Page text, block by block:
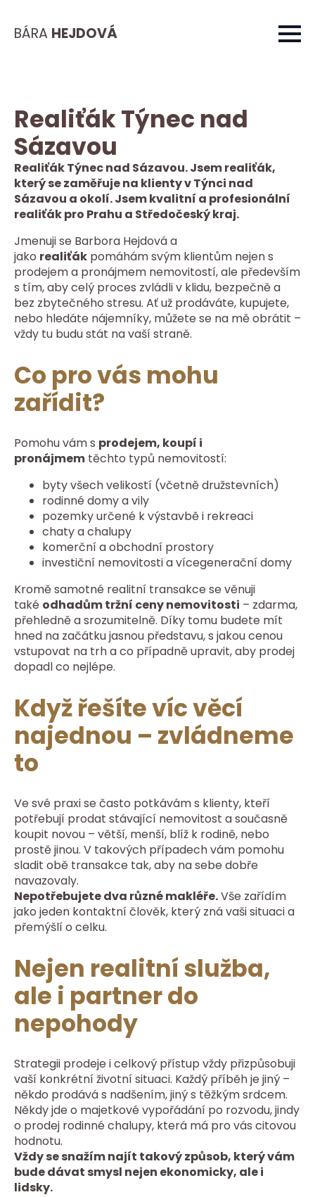
BÁRA HEJDOVÁ
Realiťák Týnec nad
Sázavou
Realiťák Týnec nad Sázavou. Jsem realiťák,
který se zaměřuje na klienty v Týnci nad
Sázavou a okolí. Jsem kvalitní a profesionální
realiťák pro Prahu a Středočeský kraj.
Jmenuji se Barbora Hejdová a
jako realiťák pomáhám svým klientům nejen s
prodejem a pronájmem nemovitostí, ale především
s tím, aby celý proces zvládli v klidu, bezpečně a
bez zbytečného stresu. Ať už prodáváte, kupujete,
nebo hledáte nájemníky, můžete se na mě obrátit –
vždy tu budu stát na vaší straně.
Co pro vás mohu
zařídit?
Pomohu vám s prodejem, koupí i
pronájmem těchto typů nemovitostí:
byty všech velikostí (včetně družstevních)
rodinné domy a vily
pozemky určené k výstavbě i rekreaci
chaty a chalupy
komerční a obchodní prostory
investiční nemovitosti a vícegenerační domy
Kromě samotné realitní transakce se věnuji
také odhadům tržní ceny nemovitosti – zdarma,
přehledně a srozumitelně. Díky tomu budete mít
hned na začátku jasnou představu, s jakou cenou
vstupovat na trh a co případně upravit, aby prodej
dopadl co nejlépe.
Když řešíte víc věcí
najednou – zvládneme
to
Ve své praxi se často potkávám s klienty, kteří
potřebují prodat stávající nemovitost a současně
koupit novou – větší, menší, blíž k rodině, nebo
prostě jinou. V takových případech vám pomohu
sladit obě transakce tak, aby na sebe dobře
navazovaly.
Nepotřebujete dva různé makléře.Vše zařídím
jako jeden kontaktní člověk, který zná vaši situaci a
přemýšlí o celku.
Nejen realitní služba,
ale i partner do
nepohody
Strategii prodeje i celkový přístup vždy přizpůsobuji
vaší konkrétní životní situaci. Každý příběh je jiný –
někdo prodává s nadšením, jiný s těžkým srdcem.
Někdy jde o majetkové vypořádání po rozvodu, jindy
o prodej rodinné chalupy, která má pro vás citovou
hodnotu.
Vždy se snažím najít takový způsob, který vám
bude dávat smysl nejen ekonomicky, ale i
lidsky.